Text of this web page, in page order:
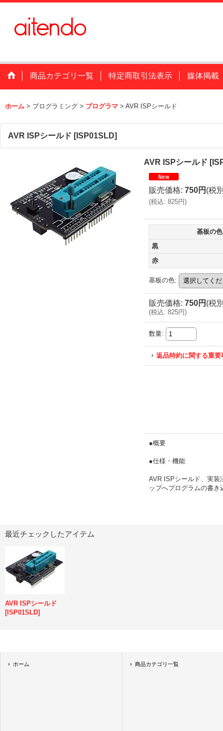
商品カテゴリ一覧 特定商取引法表示 媒体掲載
ホーム > プログラミング > プログラマ > AVR ISPシールド
AVR ISPシールド [ISP01SLD]
AVR ISPシールド [
販売価格: 750円 (税
(税込: 825円)
基板の色
黒
赤
基板の色:
販売価格: 750円 (税
(税込: 825円)
数量:
返品特約に関する重要
●概要
●仕様・機能
AVR ISPシールド、実装
ップへプログラムの書
最近チェックしたアイテム
AVR ISPシールド
[ISP01SLD]
ホーム 商品カテゴリ一覧